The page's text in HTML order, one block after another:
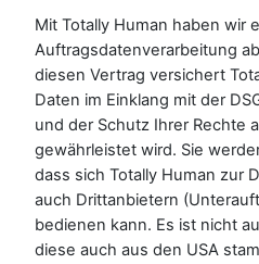
Mit Totally Human haben wir
Auftragsdatenverarbeitung
diesen Vertrag versichert
Daten im Einklang mit der
und der Schutz Ihrer Rechte
gewährleistet wird. Sie
dass sich Totally Human zur
auch Drittanbietern
bedienen kann. Es ist nicht
diese auch aus den USA